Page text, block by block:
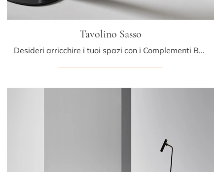
Tavolino Sasso
Desideri arricchire i tuoi spazi con i Complementi Bonaldo? Eccoti diversi modelli di tavolini in marmo come Tavolino Sasso.